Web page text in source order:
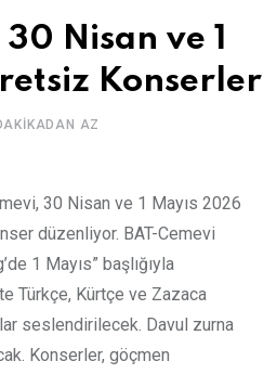
30 Nisan ve 1
Konserler
AZ
30 Nisan ve 1 Mayıs 2026
düzenliyor. BAT-Cemevi
1 Mayıs” başlığıyla
Türkçe, Kürtçe ve Zazaca
seslendirilecek. Davul zurna
Konserler, göçmen